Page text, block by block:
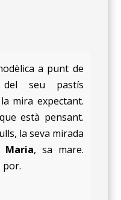
a punt de
seu pastís
mira expectant.
està pensant.
la seva mirada
Maria, sa mare.
por.